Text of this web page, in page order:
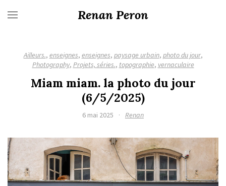
Renan Peron
Ailleurs., enseignes, enseignes, paysage urbain, photo du jour,
Photography, Projets, séries., topographie, vernaculaire
Miam miam. la photo du jour
(6/5/2025)
6 mai 2025 · Renan